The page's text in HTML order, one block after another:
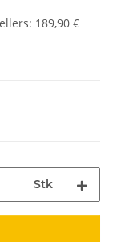
: 189,90 €
Stk